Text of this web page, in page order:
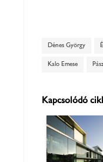
Dénes György
Kalo Emese
Kapcsolódó